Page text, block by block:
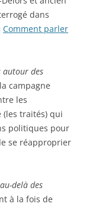
dans
Comment parler
autour des
campagne
les
traités) qui
politiques pour
se réapproprier
delà des
à la fois de